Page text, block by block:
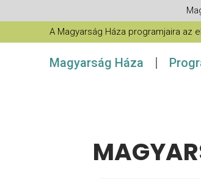
A Magyarság Háza programjaira az
Magyarság Háza